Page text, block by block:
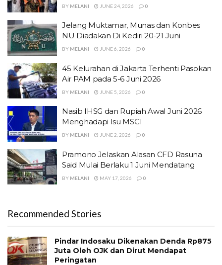
BY MELANI JUNE 24, 2026 0
Jelang Muktamar, Munas dan Konbes
NU Diadakan Di Kediri 20-21 Juni
BY MELANI JUNE 6, 2026 0
45 Kelurahan di Jakarta Terhenti Pasokan
Air PAM pada 5-6 Juni 2026
BY MELANI JUNE 5, 2026 0
Nasib IHSG dan Rupiah Awal Juni 2026
Menghadapi Isu MSCI
BY MELANI JUNE 2, 2026 0
Pramono Jelaskan Alasan CFD Rasuna
Said Mulai Berlaku 1 Juni Mendatang
BY MELANI MAY 17, 2026 0
Recommended Stories
Pindar Indosaku Dikenakan Denda Rp875
Juta Oleh OJK dan Dirut Mendapat
Peringatan